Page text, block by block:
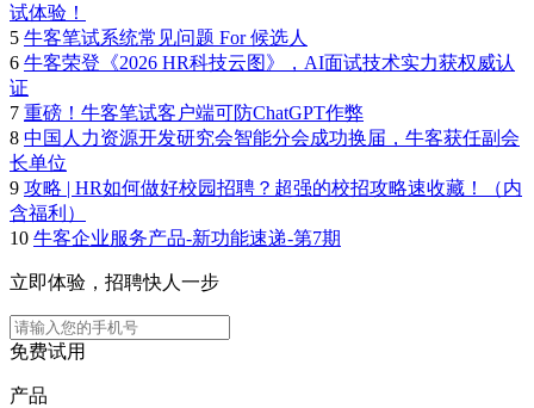
试体验！
5 牛客笔试系统常见问题 For 候选人
6 牛客荣登《2026 HR科技云图》，AI面试技术实力获权威认
证
7 重磅！牛客笔试客户端可防ChatGPT作弊
8 中国人力资源开发研究会智能分会成功换届，牛客获任副会
长单位
9 攻略 | HR如何做好校园招聘？超强的校招攻略速收藏！（内
含福利）
10 牛客企业服务产品-新功能速递-第7期
立即体验，招聘快人一步
免费试用
产品